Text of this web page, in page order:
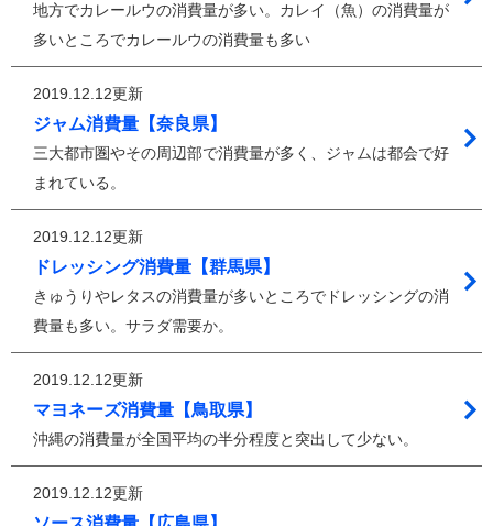
地方でカレールウの消費量が多い。カレイ（魚）の消費量が
多いところでカレールウの消費量も多い
2019.12.12更新
ジャム消費量【奈良県】
三大都市圏やその周辺部で消費量が多く、ジャムは都会で好
まれている。
2019.12.12更新
ドレッシング消費量【群馬県】
きゅうりやレタスの消費量が多いところでドレッシングの消
費量も多い。サラダ需要か。
2019.12.12更新
マヨネーズ消費量【鳥取県】
沖縄の消費量が全国平均の半分程度と突出して少ない。
2019.12.12更新